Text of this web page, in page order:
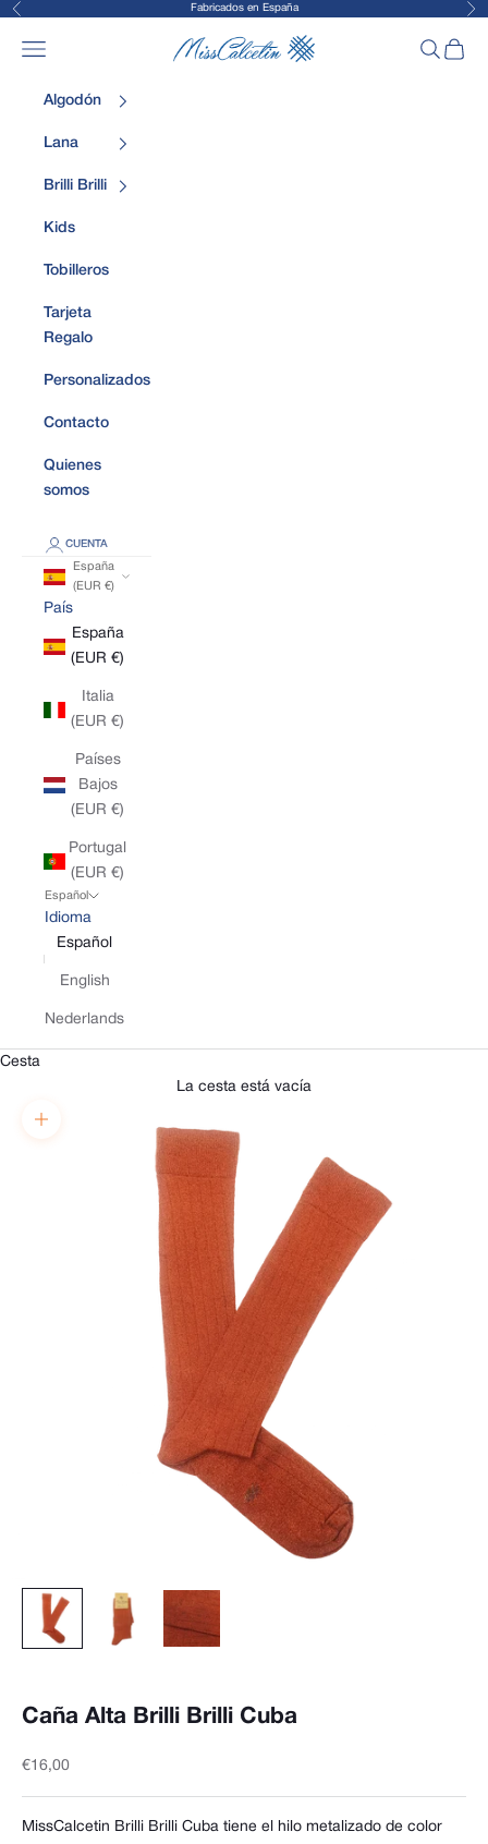
Ir al contenido
Anterior Fabricados en España
MissCalcetin
Abrir menú de navegación AbrirAbrir
Algodón
Lana
Brilli Brilli
Kids
Tobilleros
Tarjeta
Regalo
Personalizados
Contacto
Quienes
somos
CUENTA
España
(EUR €)
País
España
(EUR €)
Italia
(EUR €)
Países
Bajos
(EUR €)
Portugal
(EUR €)
Español
Idioma
Español
English
Nederlands
Cesta
La cesta está vacía
Caña Alta Brilli Brilli Cuba
Precio de oferta
€16,00
MissCalcetin Brilli Brilli Cuba tiene el hilo metalizado de color